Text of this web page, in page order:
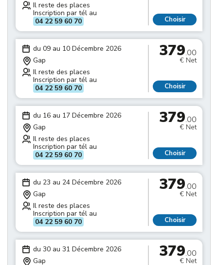
Il reste des places
Inscription par tél au
04 22 59 60 70
Choisir
du 09 au 10 Décembre 2026
Gap
Il reste des places
Inscription par tél au
04 22 59 60 70
379.00
€ Net
Choisir
du 16 au 17 Décembre 2026
Gap
Il reste des places
Inscription par tél au
04 22 59 60 70
379.00
€ Net
Choisir
du 23 au 24 Décembre 2026
Gap
Il reste des places
Inscription par tél au
04 22 59 60 70
379.00
€ Net
Choisir
du 30 au 31 Décembre 2026
Gap
379.00
€ Net